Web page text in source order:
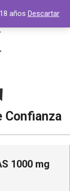
Confianza
1000 mg
años Descartar